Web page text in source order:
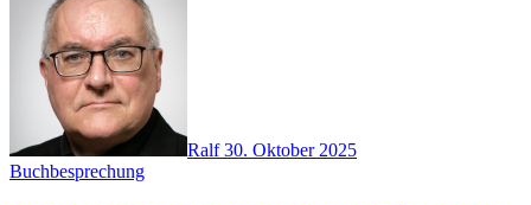
Ralf30. Oktober 2025
Buchbesprechung